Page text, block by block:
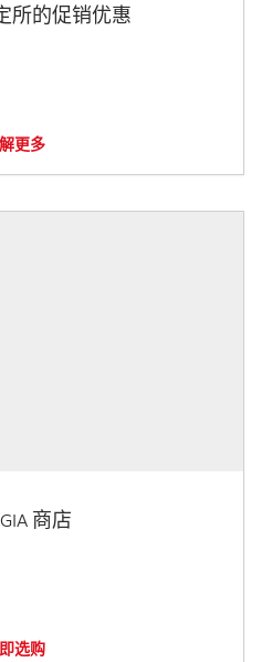
所的促销优惠
更多
商店
选购